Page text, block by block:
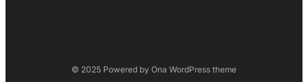
© 2025 Powered by Ona WordPress theme